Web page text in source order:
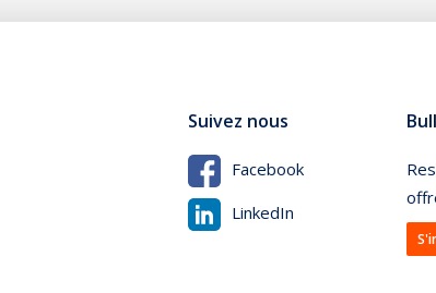
Suivez nous
Facebook
LinkedIn